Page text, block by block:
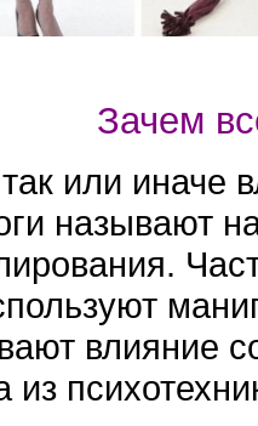
Зачем
или иначе
называют
влияние
из